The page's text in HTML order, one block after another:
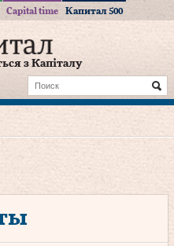
Capital time Капитал 500
з Капіталу